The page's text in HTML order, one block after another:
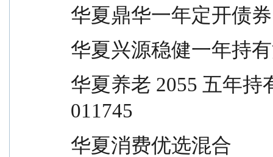
华夏鼎华一年定开债券
华夏兴源稳健一年持有
华夏养老 2055 五年持
011745
华夏消费优选混合